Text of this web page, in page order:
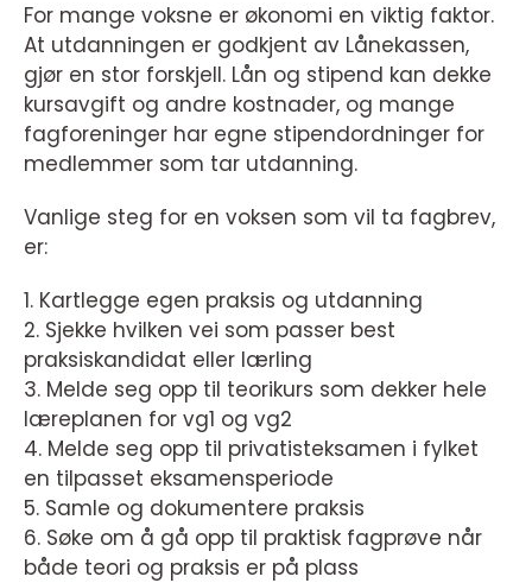
For mange voksne er økonomi en viktig faktor.
At utdanningen er godkjent av Lånekassen,
gjør en stor forskjell. Lån og stipend kan dekke
kursavgift og andre kostnader, og mange
fagforeninger har egne stipendordninger for
medlemmer som tar utdanning.
Vanlige steg for en voksen som vil ta fagbrev,
er:
1. Kartlegge egen praksis og utdanning
2. Sjekke hvilken vei som passer best
praksiskandidat eller lærling
3. Melde seg opp til teorikurs som dekker hele
læreplanen for vg1 og vg2
4. Melde seg opp til privatisteksamen i fylket
en tilpasset eksamensperiode
5. Samle og dokumentere praksis
6. Søke om å gå opp til praktisk fagprøve når
både teori og praksis er på plass